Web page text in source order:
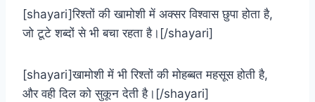
[shayari]रिश्तों की खामोशी में अक्सर विश्वास छुपा होता है,
जो टूटे शब्दों से भी बचा रहता है।[/shayari]
[shayari]खामोशी में भी रिश्तों की मोहब्बत महसूस होती है,
और वही दिल को सुकून देती है।[/shayari]